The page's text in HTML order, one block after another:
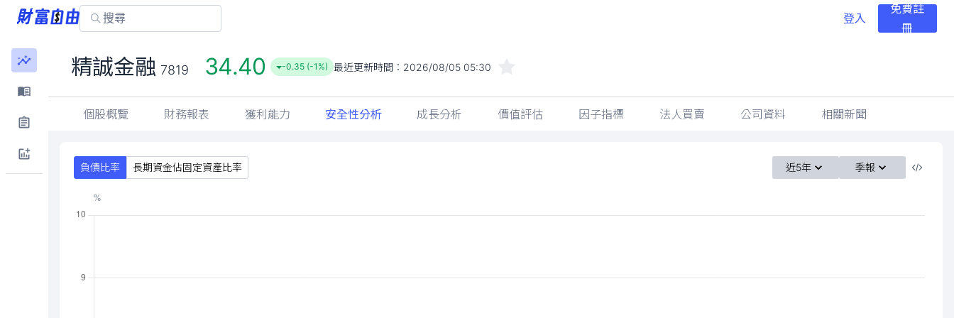
登入
免費註
冊
精誠金融 7819 34.40 -0.35 (-1%) 最近更新時間： 2026/08/05 05:30
個股概覽 財務報表 獲利能力 安全性分析 成長分析 價值評估 因子指標 法人買賣 公司資料 相關新聞
負債比率 長期資金佔固定資產比率 近5年 季報